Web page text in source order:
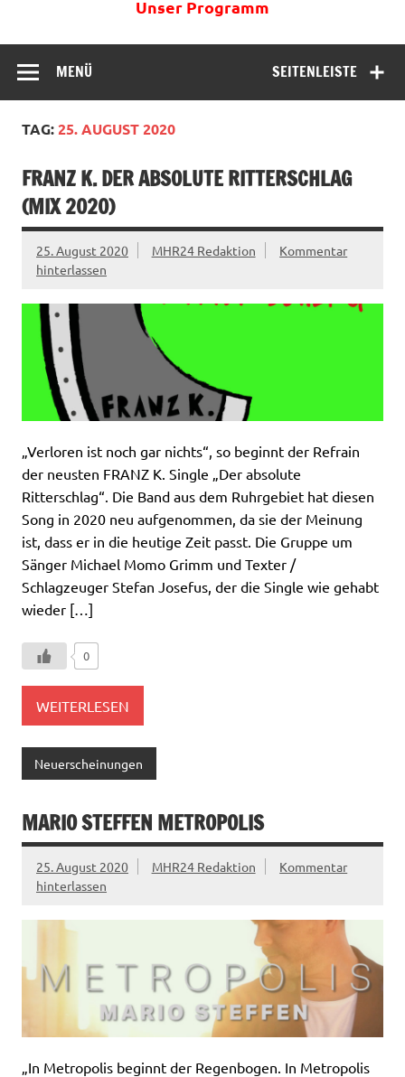
Unser Programm
SEITENLEISTE
MENÜ
TAG:25. AUGUST 2020
FRANZ K. DER ABSOLUTE RITTERSCHLAG
(MIX 2020)
25. August 2020 MHR24 Redaktion
Kommentar
hinterlassen
„Verloren ist noch gar nichts“, so beginnt der Refrain
der neusten FRANZ K. Single „Der absolute
Ritterschlag“. Die Band aus dem Ruhrgebiet hat diesen
Song in 2020 neu aufgenommen, da sie der Meinung
ist, dass er in die heutige Zeit passt. Die Gruppe um
Sänger Michael Momo Grimm und Texter /
Schlagzeuger Stefan Josefus, der die Single wie gehabt
wieder […]
0
WEITERLESEN
Neuerscheinungen
MARIO STEFFEN METROPOLIS
25. August 2020 MHR24 Redaktion
Kommentar
hinterlassen
„In Metropolis beginnt der Regenbogen. In Metropolis